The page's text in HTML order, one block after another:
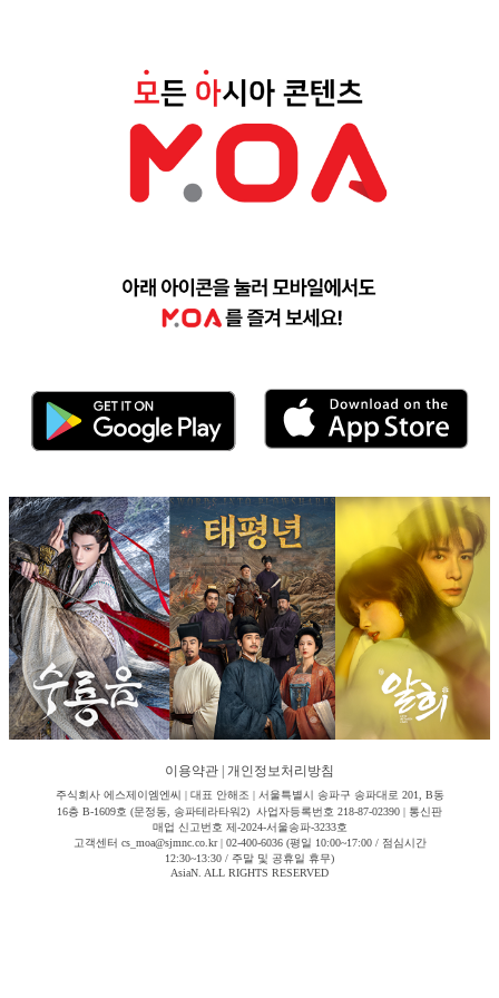
이용약관 개인정보처리방침
주식회사 에스제이엠엔씨 | 대표 안해조 | 서울특별시 송파구 송파대로 201, B동
16층 B-1609호 (문정동, 송파테라타워2) 사업자등록번호 218-87-02390 | 통신판
매업 신고번호 제-2024-서울송파-3233호
고객센터 cs_moa@sjmnc.co.kr | 02-400-6036 (평일 10:00~17:00 / 점심시간
12:30~13:30 / 주말 및 공휴일 휴무)
AsiaN. ALL RIGHTS RESERVED